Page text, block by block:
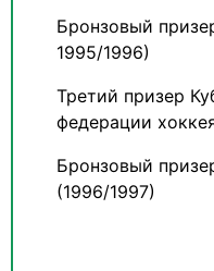
Бронзовый
1995/1996)
Третий призер
федерации
Бронзовый
(1996/1997)